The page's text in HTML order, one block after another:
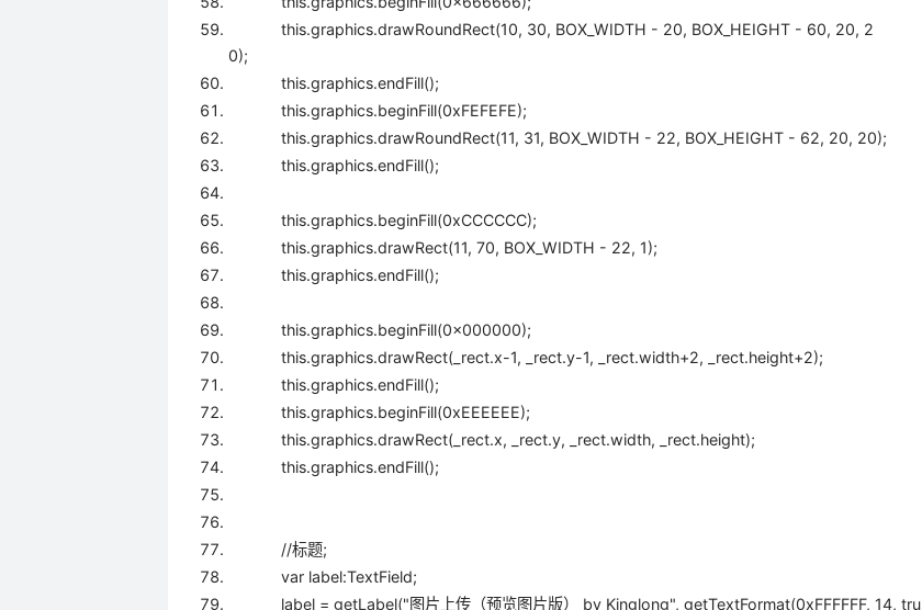
this.graphics.drawRoundRect(10, 30, BOX_WIDTH - 20, BOX_HEIGHT - 60, 20, 2
0);
this.graphics.endFill();
this.graphics.beginFill(0xFEFEFE);
this.graphics.drawRoundRect(11, 31, BOX_WIDTH - 22, BOX_HEIGHT - 62, 20, 20);
this.graphics.endFill();
this.graphics.beginFill(0xCCCCCC);
this.graphics.drawRect(11,70, BOX_WIDTH - 22, 1);
this.graphics.endFill();
this.graphics.beginFill(0x000000);
this.graphics.drawRect(_rect.x-1, _rect.y-1, _rect.width+2, _rect.height+2);
this.graphics.endFill();
this.graphics.beginFill(0xEEEEEE);
this.graphics.drawRect(_rect.x, _rect.y, _rect.width, _rect.height);
this.graphics.endFill();
//标题;
var label:TextField;
label = getLabel("图片上传（预览图片版） by Kinglong", getTextFormat(0xFFFFFF, 14,tru